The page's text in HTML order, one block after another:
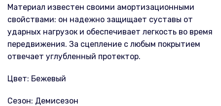
Материал известен своими амортизационными
свойствами: он надежно защищает суставы от
ударных нагрузок и обеспечивает легкость во время
передвижения. За сцепление с любым покрытием
отвечает углубленный протектор.
Цвет: Бежевый
Сезон: Демисезон